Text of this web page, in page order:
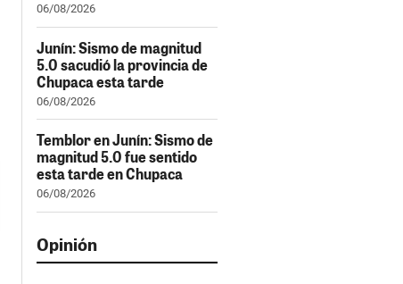
06/08/2026
Junín: Sismo de magnitud
5.0 sacudió la provincia de
Chupaca esta tarde
06/08/2026
Temblor en Junín: Sismo de
magnitud 5.0 fue sentido
esta tarde en Chupaca
06/08/2026
Opinión